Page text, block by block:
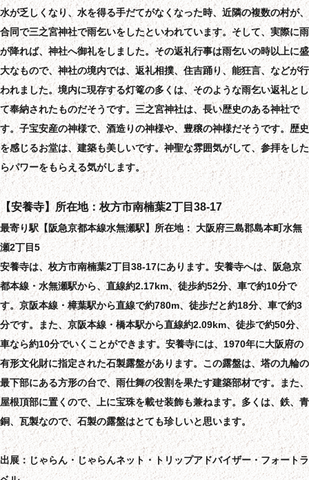
水が乏しくなり、水を得る手だてがなくなった時、近隣の複数の村が、
合同で三之宮神社で雨乞いをしたといわれています。そして、実際に雨
が降れば、神社へ御礼をしました。その返礼行事は雨乞いの時以上に盛
大なもので、神社の境内では、返礼相撲、住吉踊り、能狂言、などが行
われました。境内に現存する灯篭の多くは、そのような雨乞い返礼とし
て奉納されたものだそうです。三之宮神社は、長い歴史のある神社で
す。子宝安産の神様で、酒造りの神様や、豊穣の神様だそうです。歴史
を感じるお堂は、建築も美しいです。神聖な雰囲気がして、参拝をした
らパワーをもらえる気がします。
【安養寺】所在地：枚方市南楠葉2丁目38-17
最寄り駅【阪急京都本線水無瀬駅】所在地： 大阪府三島郡島本町水無
瀬2丁目5
安養寺は、枚方市南楠葉2丁目38-17にあります。安養寺へは、阪急京
都本線・水無瀬駅から、直線約2.17km、徒歩約52分、車で約10分で
す。京阪本線・樟葉駅から直線で約780m、徒歩だと約18分、車で約3
分です。また、京阪本線・橋本駅から直線約2.09km、徒歩で約50分、
車なら約10分でいくことができます。安養寺には、1970年に大阪府の
有形文化財に指定された石製露盤があります。この露盤は、塔の九輪の
最下部にある方形の台で、雨仕舞の役割を果たす建築部材です。また、
屋根頂部に置くので、上に宝珠を載せ装飾も兼ねます。多くは、鉄、青
銅、瓦製なので、石製の露盤はとても珍しいと思います。
出展：じゃらん・じゃらんネット・トリップアドバイザー・フォートラ